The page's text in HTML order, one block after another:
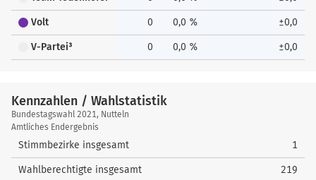
Volt 0 0,0 % ±0,0
V-Partei³ 0 0,0 % ±0,0
Kennzahlen / Wahlstatistik
Kennzahlen
/
Wahlstatistik
Bundestagswahl 2021, Nutteln
Amtliches Endergebnis
Stimmbezirke insgesamt 1
Wahlberechtigte insgesamt 219